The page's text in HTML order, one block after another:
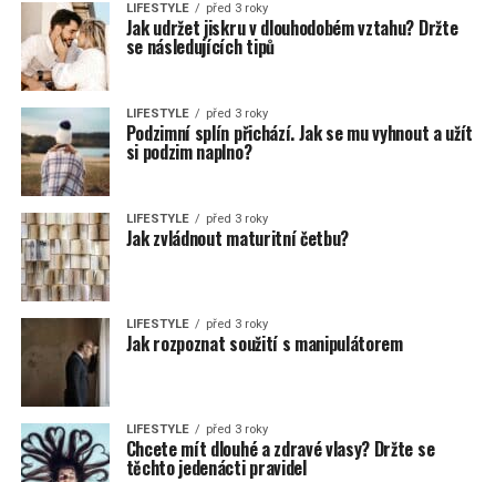
LIFESTYLE před 3 roky
Jak udržet jiskru v dlouhodobém vztahu? Držte
se následujících tipů
LIFESTYLE před 3 roky
Podzimní splín přichází. Jak se mu vyhnout a užít
si podzim naplno?
LIFESTYLE před 3 roky
Jak zvládnout maturitní četbu?
LIFESTYLE před 3 roky
Jak rozpoznat soužití s manipulátorem
LIFESTYLE před 3 roky
Chcete mít dlouhé a zdravé vlasy? Držte se
těchto jedenácti pravidel